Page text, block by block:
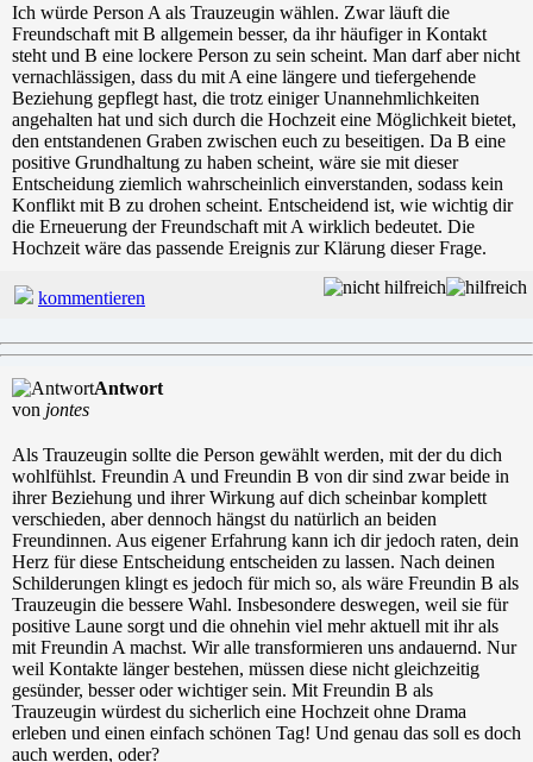
Ich würde Person A als Trauzeugin wählen. Zwar läuft die
Freundschaft mit B allgemein besser, da ihr häufiger in Kontakt
steht und B eine lockere Person zu sein scheint. Man darf aber nicht
vernachlässigen, dass du mit A eine längere und tiefergehende
Beziehung gepflegt hast, die trotz einiger Unannehmlichkeiten
angehalten hat und sich durch die Hochzeit eine Möglichkeit bietet,
den entstandenen Graben zwischen euch zu beseitigen. Da B eine
positive Grundhaltung zu haben scheint, wäre sie mit dieser
Entscheidung ziemlich wahrscheinlich einverstanden, sodass kein
Konflikt mit B zu drohen scheint. Entscheidend ist, wie wichtig dir
die Erneuerung der Freundschaft mit A wirklich bedeutet. Die
Hochzeit wäre das passende Ereignis zur Klärung dieser Frage.
kommentieren
Antwort
von jontes
Als Trauzeugin sollte die Person gewählt werden, mit der du dich
wohlfühlst. Freundin A und Freundin B von dir sind zwar beide in
ihrer Beziehung und ihrer Wirkung auf dich scheinbar komplett
verschieden, aber dennoch hängst du natürlich an beiden
Freundinnen. Aus eigener Erfahrung kann ich dir jedoch raten, dein
Herz für diese Entscheidung entscheiden zu lassen. Nach deinen
Schilderungen klingt es jedoch für mich so, als wäre Freundin B als
Trauzeugin die bessere Wahl. Insbesondere deswegen, weil sie für
positive Laune sorgt und die ohnehin viel mehr aktuell mit ihr als
mit Freundin A machst. Wir alle transformieren uns andauernd. Nur
weil Kontakte länger bestehen, müssen diese nicht gleichzeitig
gesünder, besser oder wichtiger sein. Mit Freundin B als
Trauzeugin würdest du sicherlich eine Hochzeit ohne Drama
erleben und einen einfach schönen Tag! Und genau das soll es doch
auch werden, oder?